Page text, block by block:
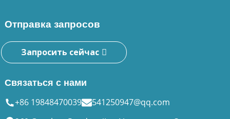
Отправка запросов
Запросить сейчас
Связаться с нами
+86 19848470039
541250947@qq.com